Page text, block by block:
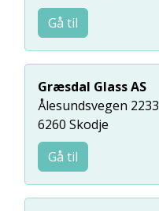
Gå til
Græsdal Glass AS
Ålesundsvegen 2233
6260 Skodje
Gå til